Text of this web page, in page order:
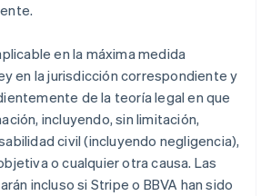
en la máxima medida
en la jurisdicción correspondiente y
de la teoría legal en que
incluyendo, sin limitación,
civil (incluyendo negligencia),
o cualquier otra causa. Las
incluso si Stripe o BBVA han sido